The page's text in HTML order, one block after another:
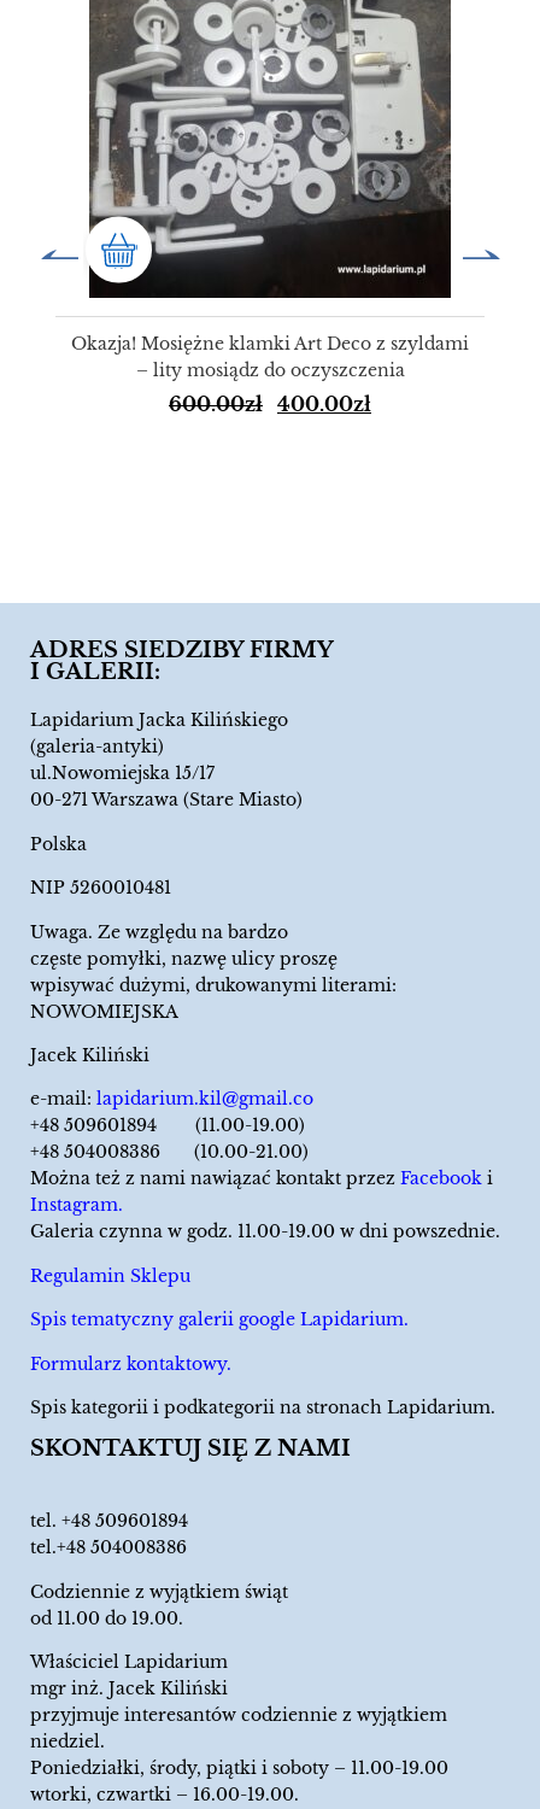
Okazja! Mosiężne klamki Art Deco z szyldami
– lity mosiądz do oczyszczenia
600.00zł 400.00zł
ADRES SIEDZIBY FIRMY
I GALERII:
Lapidarium Jacka Kilińskiego
(galeria-antyki)
ul.Nowomiejska 15/17
00-271 Warszawa (Stare Miasto)
Polska
NIP 5260010481
Uwaga. Ze względu na bardzo
częste pomyłki, nazwę ulicy proszę
wpisywać dużymi, drukowanymi literami:
NOWOMIEJSKA
Jacek Kiliński
e-mail: lapidarium.kil@gmail.co
+48 509601894 (11.00-19.00)
+48 504008386 (10.00-21.00)
Można też z nami nawiązać kontakt przez Facebook i
Instagram.
Galeria czynna w godz. 11.00-19.00 w dni powszednie.
Regulamin Sklepu
Spis tematyczny galerii google Lapidarium.
Formularz kontaktowy.
Spis kategorii i podkategorii na stronach Lapidarium.
SKONTAKTUJ SIĘ Z NAMI
tel. +48 509601894
tel.+48 504008386
Codziennie z wyjątkiem świąt
od 11.00 do 19.00.
Właściciel Lapidarium
mgr inż. Jacek Kiliński
przyjmuje interesantów codziennie z wyjątkiem
niedziel.
Poniedziałki, środy, piątki i soboty – 11.00-19.00
wtorki, czwartki – 16.00-19.00.